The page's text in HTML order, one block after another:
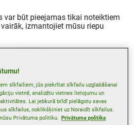
var būt pieejamas tikai noteiktiem
izmantojiet mūsu riepu
sīkfailiem, jūs piekrītat sīkfailu uzglabāšanai
vietnē, analizētu vietnes lietojumu un
Lai jebkurā brīdī pielāgotu savas
sīkfailus, noklikšķiniet uz Noraidīt sīkfailus.
Privātuma politiku. Privātuma politika